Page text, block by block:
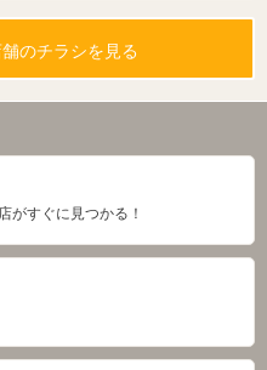
のチラシを見る
がすぐに見つかる！